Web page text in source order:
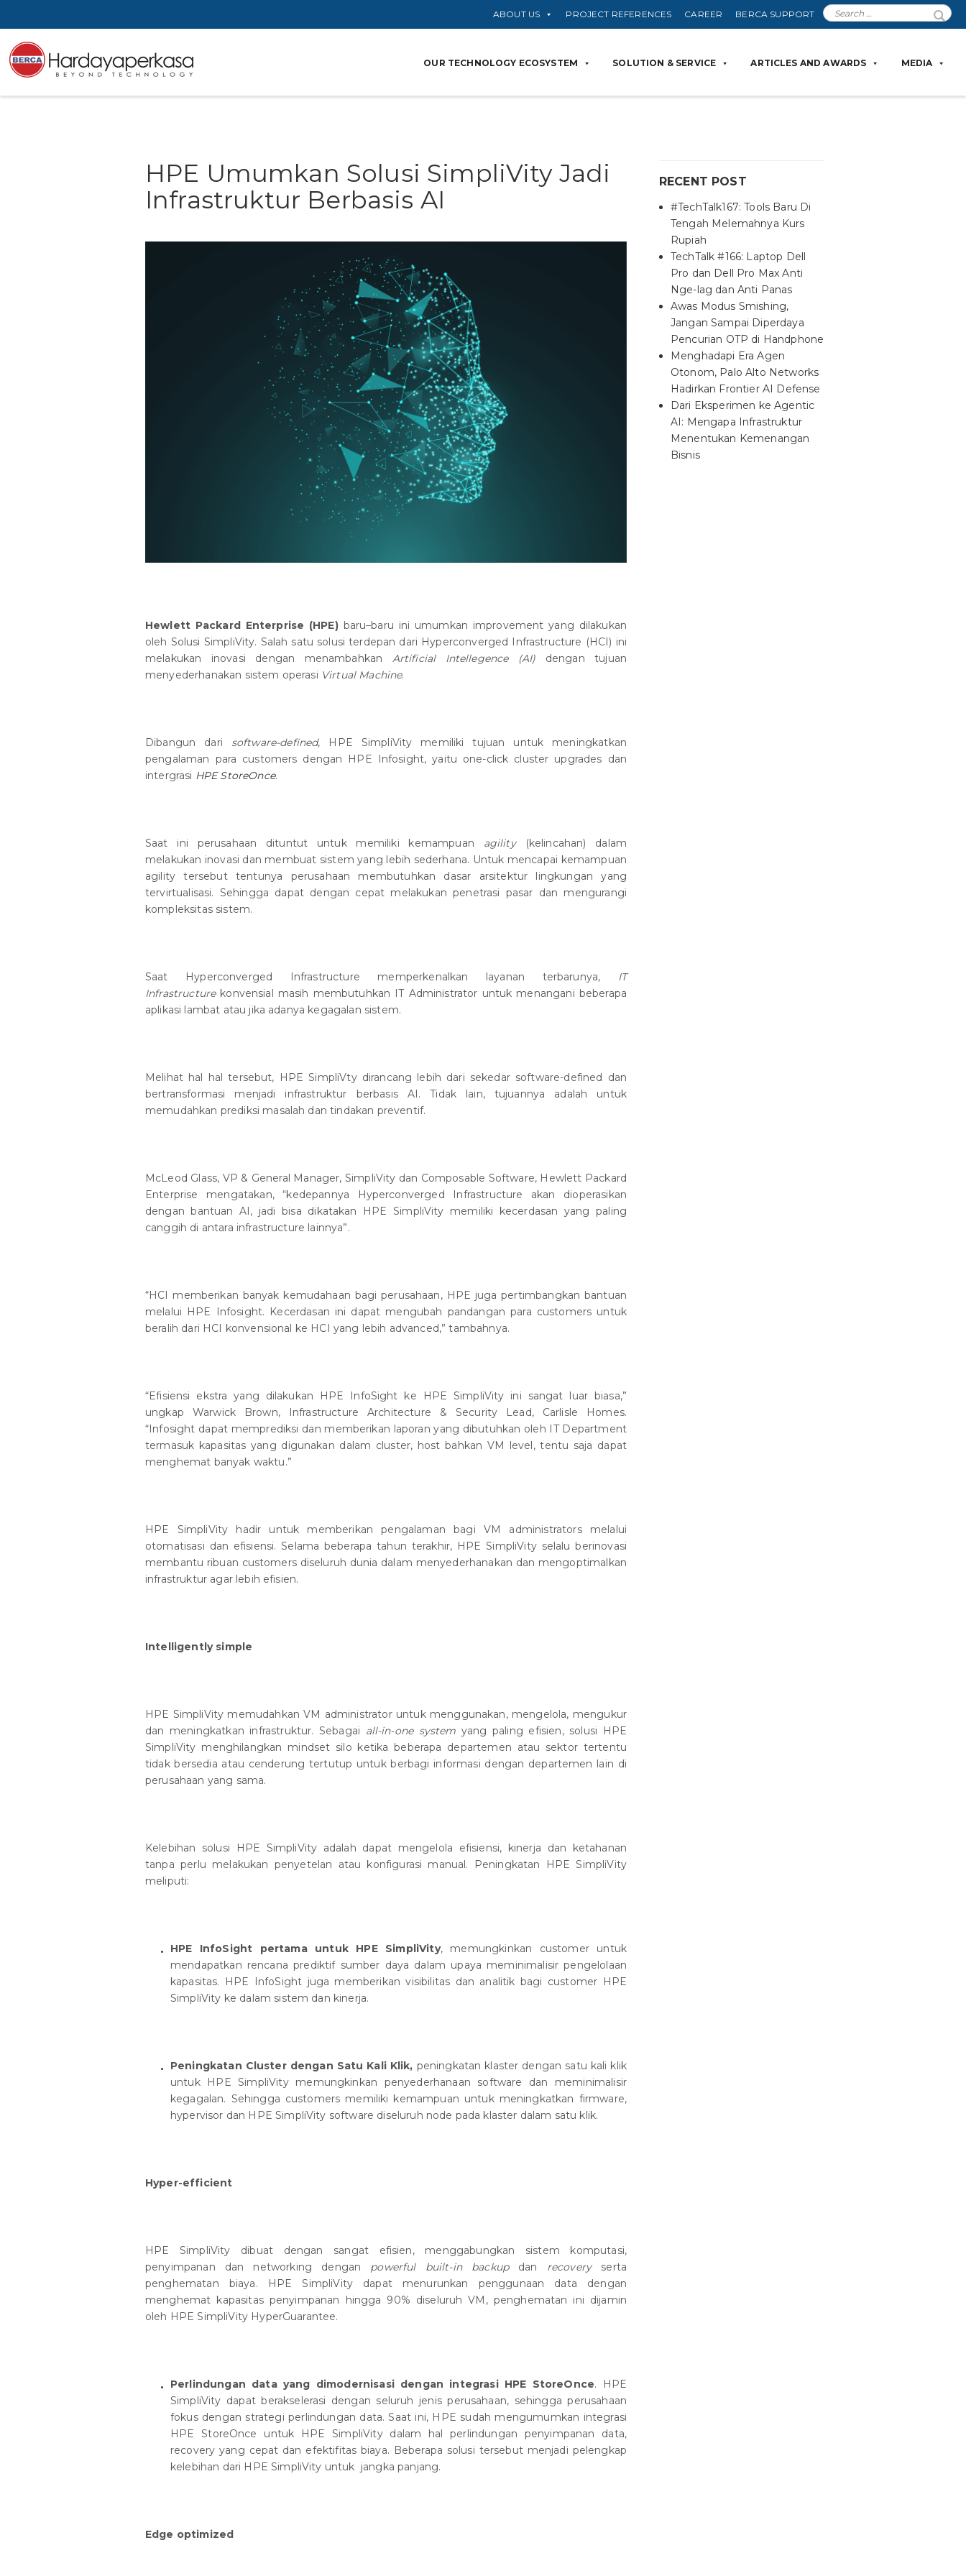
ABOUT US PROJECT REFERENCES CAREER BERCA SUPPORT
OUR TECHNOLOGY ECOSYSTEM SOLUTION & SERVICE ARTICLES AND AWARDS MEDIA
HPE Umumkan Solusi SimpliVity Jadi
Infrastruktur Berbasis AI
Hewlett Packard Enterprise (HPE)baru–baru ini umumkan improvement yang dilakukan
oleh Solusi SimpliVity. Salah satu solusi terdepan dari Hyperconverged Infrastructure (HCI) ini
melakukan inovasi dengan menambahkan Artificial Intellegence (AI) dengan tujuan
menyederhanakan sistem operasi Virtual Machine.
Dibangun dari software-defined, HPE SimpliVity memiliki tujuan untuk meningkatkan
pengalaman para customers dengan HPE Infosight, yaitu one-click cluster upgrades dan
intergrasi HPE StoreOnce.
Saat ini perusahaan dituntut untuk memiliki kemampuan agility(kelincahan) dalam
melakukan inovasi dan membuat sistem yang lebih sederhana. Untuk mencapai kemampuan
agility tersebut tentunya perusahaan membutuhkan dasar arsitektur lingkungan yang
tervirtualisasi. Sehingga dapat dengan cepat melakukan penetrasi pasar dan mengurangi
kompleksitas sistem.
Saat Hyperconverged Infrastructure memperkenalkan layanan terbarunya, IT
Infrastructurekonvensial masih membutuhkan IT Administrator untuk menangani beberapa
aplikasi lambat atau jika adanya kegagalan sistem.
Melihat hal hal tersebut, HPE SimpliVty dirancang lebih dari sekedar software-defined dan
bertransformasi menjadi infrastruktur berbasis AI. Tidak lain, tujuannya adalah untuk
memudahkan prediksi masalah dan tindakan preventif.
McLeod Glass, VP & General Manager, SimpliVity dan Composable Software, Hewlett Packard
Enterprise mengatakan, “kedepannya Hyperconverged Infrastructure akan dioperasikan
dengan bantuan AI, jadi bisa dikatakan HPE SimpliVity memiliki kecerdasan yang paling
canggih di antara infrastructure lainnya”.
“HCI memberikan banyak kemudahaan bagi perusahaan, HPE juga pertimbangkan bantuan
melalui HPE Infosight. Kecerdasan ini dapat mengubah pandangan para customers untuk
beralih dari HCI konvensional ke HCI yang lebih advanced,” tambahnya.
“Efisiensi ekstra yang dilakukan HPE InfoSight ke HPE SimpliVity ini sangat luar biasa,”
ungkap Warwick Brown, Infrastructure Architecture & Security Lead, Carlisle Homes.
“Infosight dapat memprediksi dan memberikan laporan yang dibutuhkan oleh IT Department
termasuk kapasitas yang digunakan dalam cluster, host bahkan VM level, tentu saja dapat
menghemat banyak waktu.”
HPE SimpliVity hadir untuk memberikan pengalaman bagi VM administrators melalui
otomatisasi dan efisiensi. Selama beberapa tahun terakhir, HPE SimpliVity selalu berinovasi
membantu ribuan customers diseluruh dunia dalam menyederhanakan dan mengoptimalkan
infrastruktur agar lebih efisien.
Intelligently simple
HPE SimpliVity memudahkan VM administrator untuk menggunakan, mengelola, mengukur
dan meningkatkan infrastruktur. Sebagai all-in-one system yang paling efisien, solusi HPE
SimpliVity menghilangkan mindset silo ketika beberapa departemen atau sektor tertentu
tidak bersedia atau cenderung tertutup untuk berbagi informasi dengan departemen lain di
perusahaan yang sama.
Kelebihan solusi HPE SimpliVity adalah dapat mengelola efisiensi, kinerja dan ketahanan
tanpa perlu melakukan penyetelan atau konfigurasi manual. Peningkatan HPE SimpliVity
meliputi:
HPE InfoSight pertama untuk HPE SimpliVity, memungkinkan customer untuk
mendapatkan rencana prediktif sumber daya dalam upaya meminimalisir pengelolaan
kapasitas. HPE InfoSight juga memberikan visibilitas dan analitik bagi customer HPE
SimpliVity ke dalam sistem dan kinerja.
Peningkatan Cluster dengan Satu Kali Klik, peningkatan klaster dengan satu kali klik
untuk HPE SimpliVity memungkinkan penyederhanaan software dan meminimalisir
kegagalan. Sehingga customers memiliki kemampuan untuk meningkatkan firmware,
hypervisor dan HPE SimpliVity software diseluruh node pada klaster dalam satu klik.
Hyper-efficient
HPE SimpliVity dibuat dengan sangat efisien, menggabungkan sistem komputasi,
penyimpanan dan networking dengan powerful built-in backupdan recoveryserta
penghematan biaya. HPE SimpliVity dapat menurunkan penggunaan data dengan
menghemat kapasitas penyimpanan hingga 90% diseluruh VM, penghematan ini dijamin
oleh HPE SimpliVity HyperGuarantee.
Perlindungan data yang dimodernisasi dengan integrasi HPE StoreOnce. HPE
SimpliVity dapat berakselerasi dengan seluruh jenis perusahaan, sehingga perusahaan
fokus dengan strategi perlindungan data. Saat ini, HPE sudah mengumumkan integrasi
HPE StoreOnce untuk HPE SimpliVity dalam hal perlindungan penyimpanan data,
recovery yang cepat dan efektifitas biaya. Beberapa solusi tersebut menjadi pelengkap
kelebihan dari HPE SimpliVity untuk jangka panjang.
Edge optimized
RECENT POST
#TechTalk167: Tools Baru Di
Tengah Melemahnya Kurs
Rupiah
TechTalk #166: Laptop Dell
Pro dan Dell Pro Max Anti
Nge-lag dan Anti Panas
Awas Modus Smishing,
Jangan Sampai Diperdaya
Pencurian OTP di Handphone
Menghadapi Era Agen
Otonom, Palo Alto Networks
Hadirkan Frontier AI Defense
Dari Eksperimen ke Agentic
AI: Mengapa Infrastruktur
Menentukan Kemenangan
Bisnis